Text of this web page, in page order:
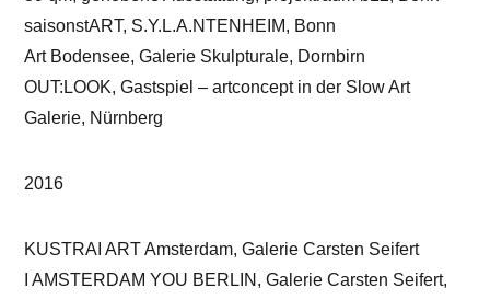
saisonstART, S.Y.L.A.NTENHEIM, Bonn
Art Bodensee, Galerie Skulpturale, Dornbirn
OUT:LOOK, Gastspiel – artconcept in der Slow Art
Galerie, Nürnberg
2016
KUSTRAI ART Amsterdam, Galerie Carsten Seifert
I AMSTERDAM YOU BERLIN, Galerie Carsten Seifert,